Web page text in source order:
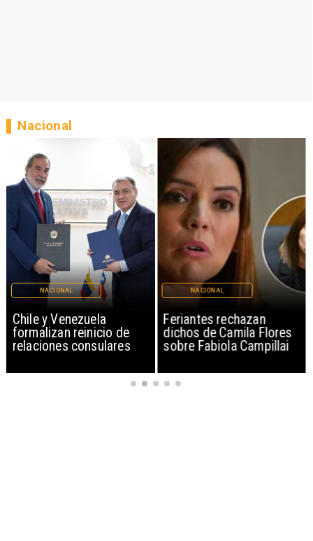
Chile y Venezuela
formalizan reinicio de
relaciones consulares
NACIONAL
Feriantes rechazan
dichos de Camila Flores
sobre Fabiola Campillai
NACIONAL
Nacional